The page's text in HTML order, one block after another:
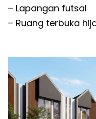
– Lapangan futsal
– Ruang terbuka